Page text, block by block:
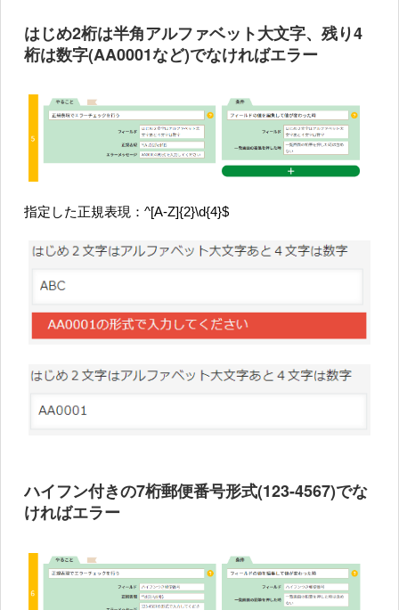
はじめ2桁は半角アルファベット大文字、残り4
桁は数字(AA0001など)でなければエラー
指定した正規表現：^[A-Z]{2}\d{4}$
ハイフン付きの7桁郵便番号形式(123-4567)でな
ければエラー